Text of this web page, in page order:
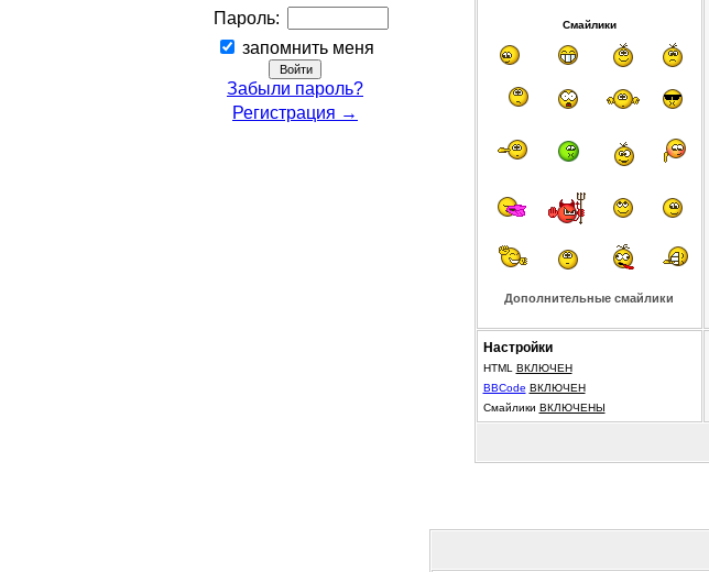
Пароль:
запомнить меня
Забыли пароль?
Регистрация →
Смайлики
Дополнительные смайлики
Настройки
HTML ВКЛЮЧЕН
BBCode ВКЛЮЧЕН
Смайлики ВКЛЮЧЕНЫ